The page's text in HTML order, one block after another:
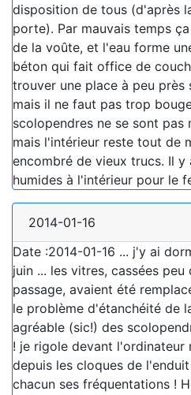
disposition de tous (d'après
porte). Par mauvais temps
de la voûte, et l'eau forme
béton qui fait office de
trouver une place à peu près
mais il ne faut pas trop
scolopendres ne se sont
mais l'intérieur reste tout de
encombré de vieux trucs. Il y
humides à l'intérieur pour le
2014-01-16
Date :2014-01-16 ... j'y ai
juin ... les vitres, cassées
passage, avaient été
le problème d'étanchéité de
agréable (sic!) des
! je rigole devant l'ordinateur
depuis les cloques de
chacun ses fréquentations !